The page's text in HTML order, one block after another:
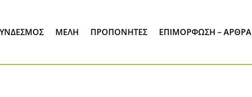
ΜΈΛΗ ΠΡΟΠΟΝΗΤΕΣ ΕΠΙΜΌΡΦΩΣΗ – ΆΡΘΡΑ